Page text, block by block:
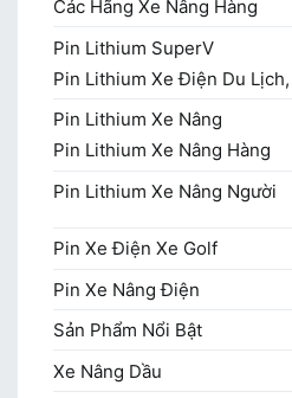
Các Hãng Xe Nâng Hàng
Pin Lithium SuperV
Pin Lithium Xe Điện Du
Pin Lithium Xe Nâng
Pin Lithium Xe Nâng Hàng
Pin Lithium Xe Nâng Người
Pin Xe Điện Xe Golf
Pin Xe Nâng Điện
Sản Phẩm Nổi Bật
Xe Nâng Dầu